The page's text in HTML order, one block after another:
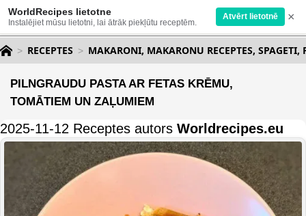
WorldRecipes lietotne
Instalējiet mūsu lietotni, lai ātrāk piekļūtu receptēm.
Atvērt lietotnē ×
RECEPTES MAKARONI, MAKARONU RECEPTES, SPAGETI,
PILNGRAUDU PASTA AR FETAS KRĒMU,
TOMĀTIEM UN ZAĻUMIEM
2025-11-12 Receptes autors Worldrecipes.eu